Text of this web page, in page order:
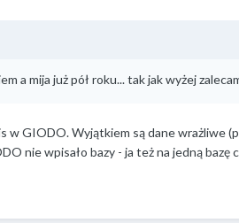
a mija już pół roku... tak jak wyżej
GIODO. Wyjątkiem są dane wrażliwe
nie wpisało bazy - ja też na jedną bazę